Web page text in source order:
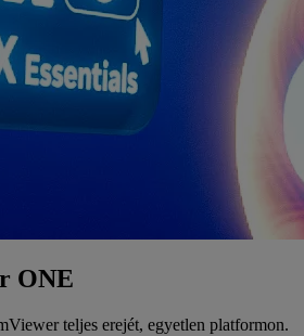
ONE
teljes erejét, egyetlen platformon.